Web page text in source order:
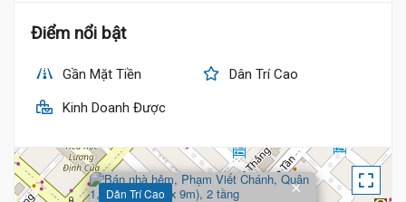
Điểm nổi bật
Gần Mặt Tiền Dân Trí Cao
Kinh Doanh Được
Dân Trí Cao
×